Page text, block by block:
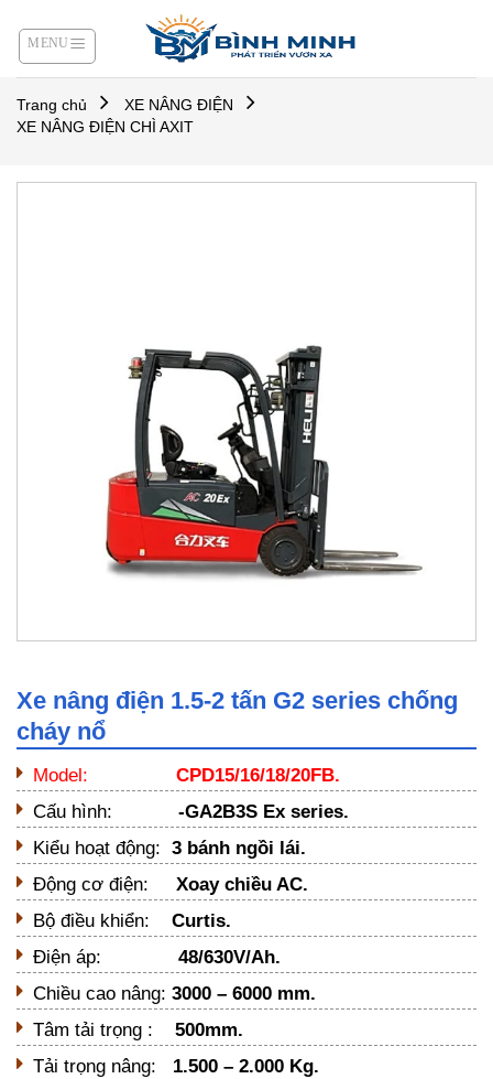
content
Trang chủ
XE NÂNG ĐIỆN
XE NÂNG ĐIỆN CHÌ AXIT
Xe nâng điện 1.5-2 tấn G2 series chống
cháy nổ
Model: CPD15/16/18/20FB.
Cấu hình: -GA2B3S Ex series.
Kiểu hoạt động: 3 bánh ngồi lái.
Động cơ điện: Xoay chiều AC.
Bộ điều khiển: Curtis.
Điện áp: 48/630V/Ah.
Chiều cao nâng: 3000 – 6000 mm.
Tâm tải trọng : 500mm.
Tải trọng nâng: 1.500 – 2.000 Kg.